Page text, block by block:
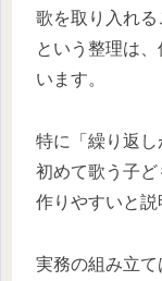
歌を取り入れる
という整理は
います。
特に「繰り返し
初めて歌う子
作りやすいと説
実務の組み立て